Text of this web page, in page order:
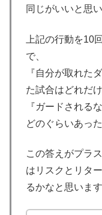
同じがいいと思い
上記の行動を10
で、
『自分が取れた
た試合はどれだ
『ガードされる
どのぐらいあった
この答えがプラ
はリスクとリタ
るかなと思います